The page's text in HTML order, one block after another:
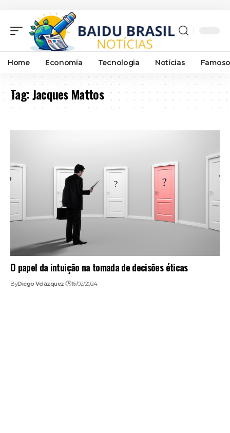
Home Economia Tecnologia Notícias
Tag:Jacques Mattos
O papel da intuição na tomada de decisões éticas
ByDiego Velázquez 16/02/2024